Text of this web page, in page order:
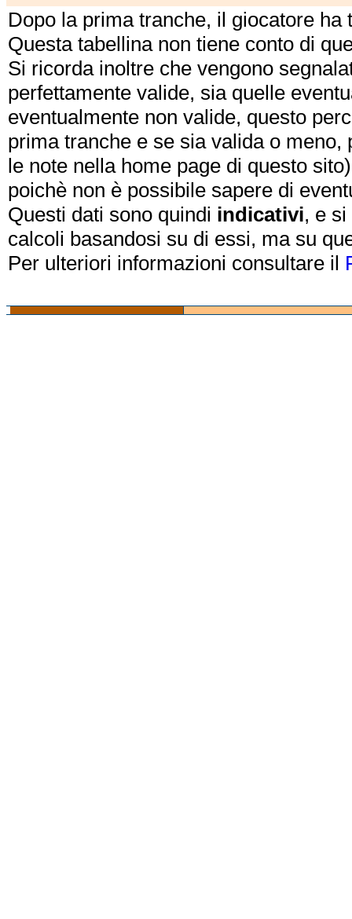
Dopo la prima tranche, il giocatore
Questa tabellina non tiene conto di
Si ricorda inoltre che vengono
perfettamente valide, sia quelle
eventualmente non valide, questo
prima tranche e se sia valida o
le note nella home page di questo
poichè non è possibile sapere di
Questi dati sono quindi indicativi, e
calcoli basandosi su di essi, ma su
Per ulteriori informazioni consultare il